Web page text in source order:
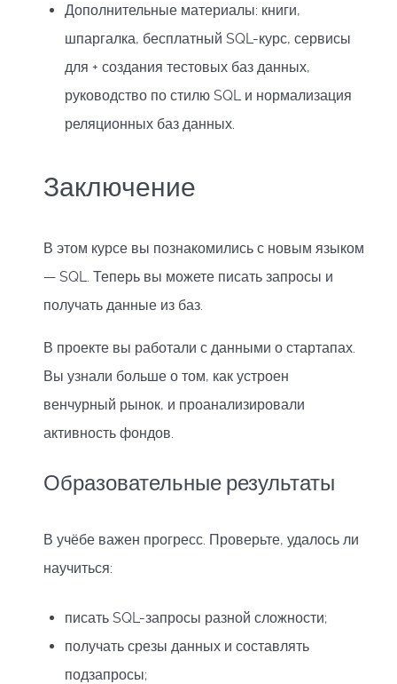
Дополнительные материалы: книги,
шпаргалка, бесплатный SQL-курс, сервисы
для + создания тестовых баз данных,
руководство по стилю SQL и нормализация
реляционных баз данных.
Заключение
В этом курсе вы познакомились с новым языком
— SQL. Теперь вы можете писать запросы и
получать данные из баз.
В проекте вы работали с данными о стартапах.
Вы узнали больше о том, как устроен
венчурный рынок, и проанализировали
активность фондов.
Образовательные результаты
В учёбе важен прогресс. Проверьте, удалось ли
научиться:
писать SQL-запросы разной сложности;
получать срезы данных и составлять
подзапросы;